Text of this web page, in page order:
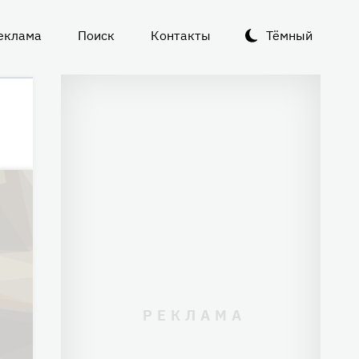
Тёмный
Поиск Контакты